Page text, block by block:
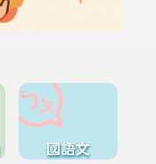
國語文